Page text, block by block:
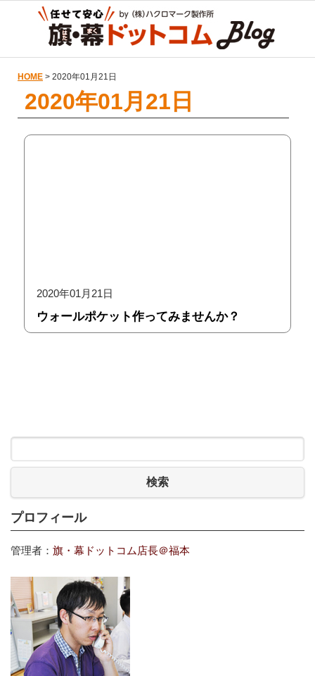
HOME > 2020年01月21日
2020年01月21日
2020年01月21日
ウォールポケット作ってみませんか？
検索
プロフィール
管理者： 旗・幕ドットコム店長＠福本